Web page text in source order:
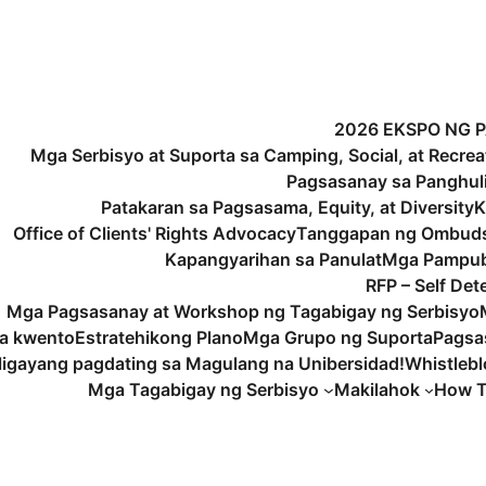
2026 EKSPO NG
Mga Serbisyo at Suporta sa Camping, Social, at
Pagsasanay sa
Patakaran sa Pagsasama, Equity, at Diversity
Office of Clients' Rights AdvocacyTanggapan ng
Kapangyarihan sa PanulatMga
RFP – Self
Mga Pagsasanay at Workshop ng Tagabigay ng Serbisyo
kwentoEstratehikong PlanoMga Grupo ng Suporta
pagdating sa Magulang na Unibersidad!
Mga Tagabigay ng Serbisyo
Makilahok How